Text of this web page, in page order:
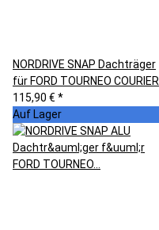
NORDRIVE SNAP Dachträger
für FORD TOURNEO COURIER
115,90 € *
Auf Lager